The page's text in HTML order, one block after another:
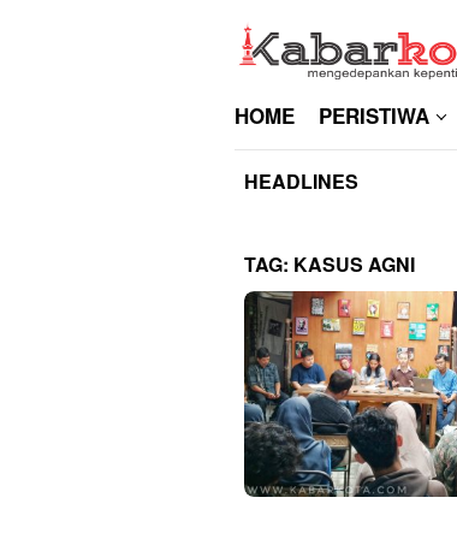
HOME PERISTIWA
HEADLINES
TAG: KASUS AGNI